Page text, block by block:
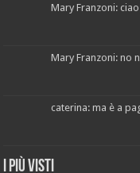
Mary Franzoni:
Mary Franzoni: no
caterina: ma è a
I più visti